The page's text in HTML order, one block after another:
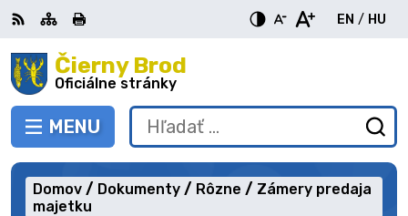
Preskočiť
na
obsah Čierny Brod
Oficiálne stránky
PREPNÚŤ
MENU
RSS MapaTlačiť
EN
English
/ HU
Hľadať:
Domov Dokumenty Rôzne
Zámery predaja
majetku